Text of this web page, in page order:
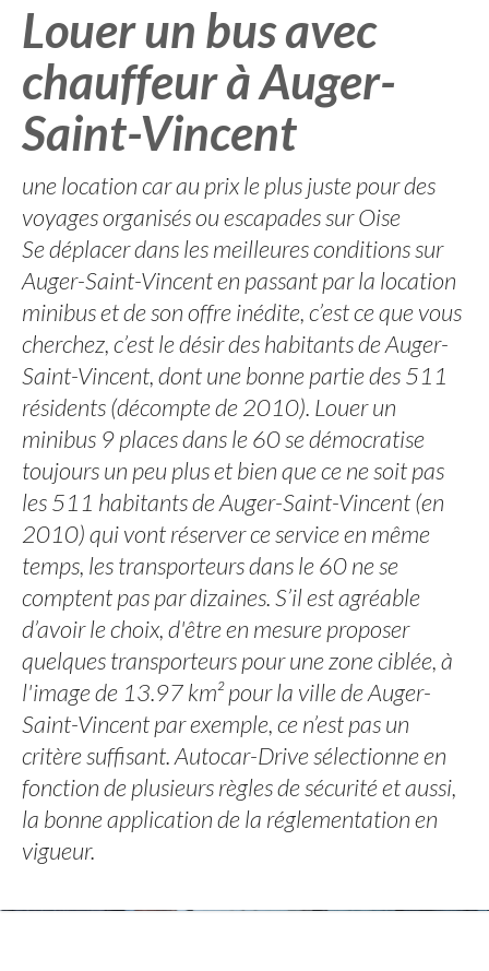
Louer un bus avec
chauffeur à Auger-
Saint-Vincent
une location car au prix le plus juste pour des
voyages organisés ou escapades sur Oise
Se déplacer dans les meilleures conditions sur
Auger-Saint-Vincent en passant par la location
minibus et de son offre inédite, c’est ce que vous
cherchez, c’est le désir des habitants de Auger-
Saint-Vincent, dont une bonne partie des 511
résidents (décompte de 2010). Louer un
minibus 9 places dans le 60 se démocratise
toujours un peu plus et bien que ce ne soit pas
les 511 habitants de Auger-Saint-Vincent (en
2010) qui vont réserver ce service en même
temps, les transporteurs dans le 60 ne se
comptent pas par dizaines. S’il est agréable
d’avoir le choix, d'être en mesure proposer
quelques transporteurs pour une zone ciblée, à
l'image de 13.97 km² pour la ville de Auger-
Saint-Vincent par exemple, ce n’est pas un
critère suffisant. Autocar-Drive sélectionne en
fonction de plusieurs règles de sécurité et aussi,
la bonne application de la réglementation en
vigueur.